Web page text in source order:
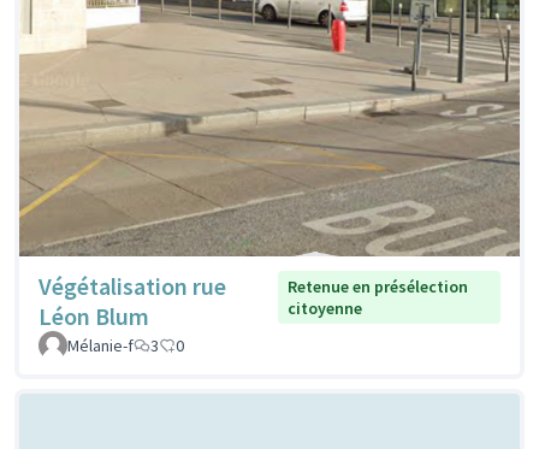
Végétalisation rue
Léon Blum
Retenue en présélection
citoyenne
Mélanie-f
3 0